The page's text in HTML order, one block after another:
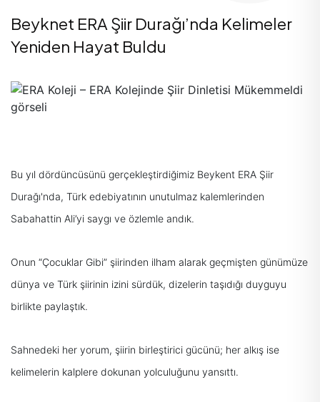
Beyknet ERA Şiir Durağı’nda Kelimeler
Yeniden Hayat Buldu
Bu yıl dördüncüsünü gerçekleştirdiğimiz Beykent ERA Şiir
Durağı'nda, Türk edebiyatının unutulmaz kalemlerinden
Sabahattin Ali’yi saygı ve özlemle andık.
Onun “Çocuklar Gibi” şiirinden ilham alarak geçmişten günümüze
dünya ve Türk şiirinin izini sürdük, dizelerin taşıdığı duyguyu
birlikte paylaştık.
Sahnedeki her yorum, şiirin birleştirici gücünü; her alkış ise
kelimelerin kalplere dokunan yolculuğunu yansıttı.